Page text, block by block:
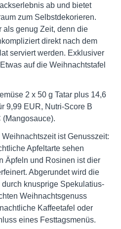
ab und bietet
zum Selbstdekorieren.
als genug Zeit, denn die
direkt nach dem
serviert werden. Exklusiver
auf die Weihnachtstafel
2 x 50 g Tatar plus 14,6
9,99 EUR, Nutri-Score B
(Mangosauce).
ist Genusszeit:
Apfeltarte sehen
Äpfeln und Rosinen ist dier
Abgerundet wird die
knusprige Spekulatius-
Weihnachtsgenuss
Kaffeetafel oder
eines Festtagsmenüs.